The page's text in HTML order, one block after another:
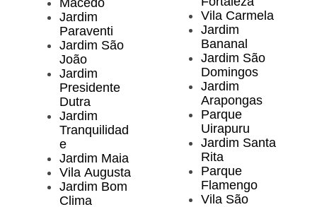
Macedo
Jardim
Paraventi
Jardim São
João
Jardim
Presidente
Dutra
Jardim
Tranquilidad
e
Jardim Maia
Vila Augusta
Jardim Bom
Clima
Vila Carmela
Jardim
Bananal
Jardim São
Domingos
Jardim
Arapongas
Parque
Uirapuru
Jardim Santa
Rita
Parque
Flamengo
Vila São